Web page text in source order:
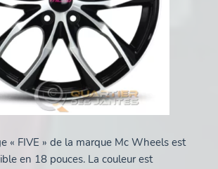
« FIVE » de la marque Mc Wheels est
en 18 pouces. La couleur est